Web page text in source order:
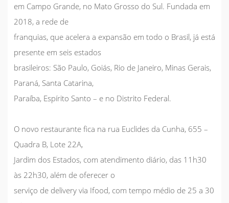
em Campo Grande, no Mato Grosso do Sul. Fundada em
2018, a rede de
franquias, que acelera a expansão em todo o Brasil, já está
presente em seis estados
brasileiros: São Paulo, Goiás, Rio de Janeiro, Minas Gerais,
Paraná, Santa Catarina,
Paraíba, Espírito Santo – e no Distrito Federal.
O novo restaurante fica na rua Euclides da Cunha, 655 –
Quadra B, Lote 22A,
Jardim dos Estados, com atendimento diário, das 11h30
às 22h30, além de oferecer o
serviço de delivery via Ifood, com tempo médio de 25 a 30